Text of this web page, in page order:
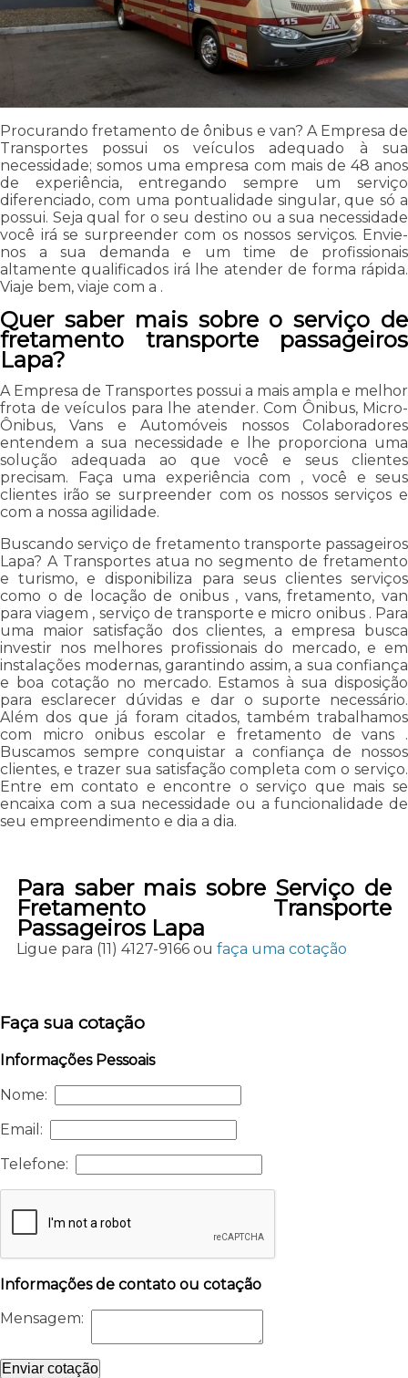
Procurando fretamento de ônibus e van? A Empresa de
Transportes possui os veículos adequado à sua
necessidade; somos uma empresa com mais de 48 anos
de experiência, entregando sempre um serviço
diferenciado, com uma pontualidade singular, que só a
possui. Seja qual for o seu destino ou a sua necessidade
você irá se surpreender com os nossos serviços. Envie-
nos a sua demanda e um time de profissionais
altamente qualificados irá lhe atender de forma rápida.
Viaje bem, viaje com a .
Quer saber mais sobre o serviço de
fretamento transporte passageiros
Lapa?
A Empresa de Transportes possui a mais ampla e melhor
frota de veículos para lhe atender. Com Ônibus, Micro-
Ônibus, Vans e Automóveis nossos Colaboradores
entendem a sua necessidade e lhe proporciona uma
solução adequada ao que você e seus clientes
precisam. Faça uma experiência com , você e seus
clientes irão se surpreender com os nossos serviços e
com a nossa agilidade.
Buscando serviço de fretamento transporte passageiros
Lapa? A Transportes atua no segmento de fretamento
e turismo, e disponibiliza para seus clientes serviços
como o de locação de onibus , vans, fretamento, van
para viagem , serviço de transporte e micro onibus . Para
uma maior satisfação dos clientes, a empresa busca
investir nos melhores profissionais do mercado, e em
instalações modernas, garantindo assim, a sua confiança
e boa cotação no mercado. Estamos à sua disposição
para esclarecer dúvidas e dar o suporte necessário.
Além dos que já foram citados, também trabalhamos
com micro onibus escolar e fretamento de vans .
Buscamos sempre conquistar a confiança de nossos
clientes, e trazer sua satisfação completa com o serviço.
Entre em contato e encontre o serviço que mais se
encaixa com a sua necessidade ou a funcionalidade de
seu empreendimento e dia a dia.
Para saber mais sobre Serviço de
Fretamento Transporte
Passageiros Lapa
Ligue para (11) 4127-9166ou faça uma cotação
Faça sua cotação
Informações Pessoais
Nome:
Email:
Telefone:
Informações de contato ou cotação
Mensagem:
Enviar cotação